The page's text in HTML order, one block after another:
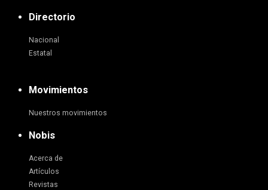
Directorio
Nacional
Estatal
Movimientos
Nuestros movimientos
Nobis
Acerca de
Artículos
Revistas